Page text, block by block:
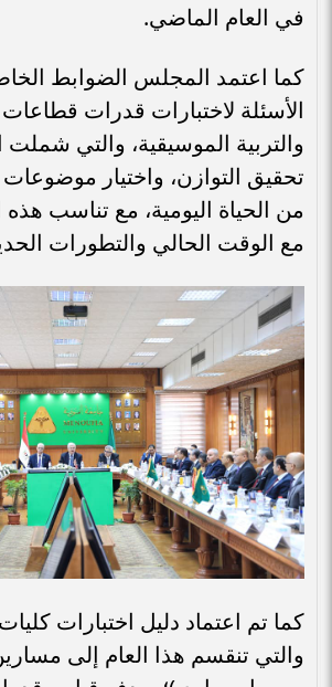
في العام الماضي.
كما اعتمد المجلس الضوابط
الأسئلة لاختبارات قدرات قطاعات
والتربية الموسيقية، والتي شملت
تحقيق التوازن، واختيار
من الحياة اليومية، مع تناسب
مع الوقت الحالي والتطورات
كما تم اعتماد دليل اختبارات
والتي تنقسم هذا العام إلى